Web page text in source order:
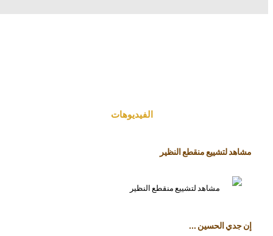
الفیدیوهات
مشاهد لتشييع منقطع النظير
إن جدي الحسين ...